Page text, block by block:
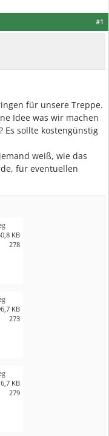
#1
für unsere Treppe.
Idee was wir machen
Es sollte kostengünstig
weiß, wie das
für eventuellen
KB
278
KB
273
KB
279